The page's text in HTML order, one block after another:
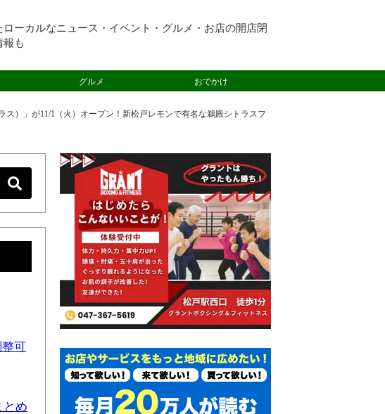
ーカルなニュース・イベント・グルメ・お店の開店閉
報も
グルメ おでかけ
）」が11/1（火）オープン！新松戸レモンで有名な鵜殿シトラスフ
可
とめ